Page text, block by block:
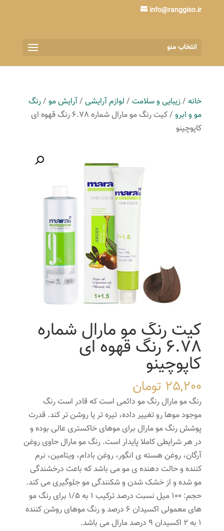
info@ranggiso.ir
انتخاب منو
خانه/زیبایی و سلامت/ لوازم آرایشی/آرایش مو/رنگ
مو و ابرو
/ کیت رنگ مو مارال شماره 6.78 رنگ قهوه ای
کاپوچینو
کیت رنگ مو مارال شماره
6.78 رنگ قهوه ای
کاپوچینو
25,200 تومان
رنگ مو مارال رنگ مو دائمی است که قادر است رنگ
موجود موها رو تغییر داده، تیره تر یا روشن تر کند. قدرت
پوشش رنگ مو مارال برای موهای خاکستری عالی بوده و
در هر شرایطی کاملا پایدار است. رنگ مو مارال حاوی روغن
آرگان، روغن هسته ی انگور، روغن بادام، ویتامین، نرم
کننده و حالت دهنده ی مو می باشد که باعث درخشندگی
مو شده و از خشک شدن و شکنندگی مو جلوگیری می کند.
حجم: ۱۰۰ میل نسبت درصد ترکیب ۱ به ۱/۵ برای رنگ مو
های معمولی اکسیدان ۶ درصد و رنگ موهای روشن کننده
۱ به ۲ اکسیدان ۹ درصد مارال می باشد.